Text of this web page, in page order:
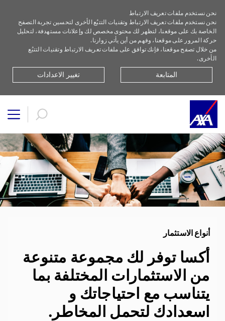
نحن نستخدم ملفات تعريف الارتباط
نحن نستخدم ملفات تعريف الارتباط وتقنيات التتبُع الأخرى لتحسين تجربة التصفح
الخاصة بك على موقعنا، لتظهر لك محتوى مخصص لك وإعلانات مستهدفة، لتحليل
حركة المرور على موقعنا، وفهم من أين يأتي زوارنا.
من خلال تصفح موقعنا، فإنك توافق على ملفات تعريف الارتباط وتقنيات التتبُع
الأخرى.
المتابعة تغيير الاعدادات
أنواع الاستثمار | أكسا مصر
أنواع الاستثمار
أكسا توفر لك مجموعة متنوعة
من الاستثمارات المختلفة بما
يتناسب مع احتياجاتك و
اسعدادك لتحمل المخاطر.